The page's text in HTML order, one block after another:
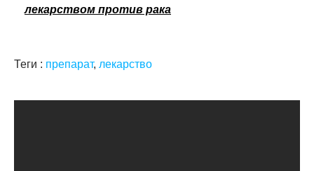
лекарством против рака
Теги : препарат, лекарство